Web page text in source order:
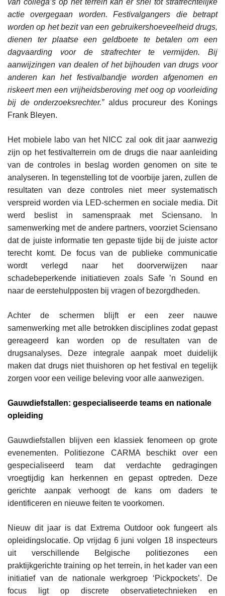
van collega’s op het terrein kan er snel tot strafrechtelijke
actie overgegaan worden. Festivalgangers die betrapt
worden op het bezit van een gebruikershoeveelheid drugs,
dienen ter plaatse een geldboete te betalen om een
dagvaarding voor de strafrechter te vermijden. Bij
aanwijzingen van dealen of het bijhouden van drugs voor
anderen kan het festivalbandje worden afgenomen en
riskeert men een vrijheidsberoving met oog op voorleiding
bij de onderzoeksrechter.”aldus procureur des Konings
Frank Bleyen.
Het mobiele labo van het NICC zal ook dit jaar aanwezig
zijn op het festivalterrein om de drugs die naar aanleiding
van de controles in beslag worden genomen on site te
analyseren. In tegenstelling tot de voorbije jaren, zullen de
resultaten van deze controles niet meer systematisch
verspreid worden via LED-schermen en sociale media. Dit
werd beslist in samenspraak met Sciensano. In
samenwerking met de andere partners, voorziet Sciensano
dat de juiste informatie ten gepaste tijde bij de juiste actor
terecht komt. De focus van de publieke communicatie
wordt verlegd naar het doorverwijzen naar
schadebeperkende initiatieven zoals Safe ’n Sound en
naar de eerstehulpposten bij vragen of bezorgdheden.
Achter de schermen blijft er een zeer nauwe
samenwerking met alle betrokken disciplines zodat gepast
gereageerd kan worden op de resultaten van de
drugsanalyses. Deze integrale aanpak moet duidelijk
maken dat drugs niet thuishoren op het festival en tegelijk
zorgen voor een veilige beleving voor alle aanwezigen.
Gauwdiefstallen: gespecialiseerde teams en nationale
opleiding
Gauwdiefstallen blijven een klassiek fenomeen op grote
evenementen. Politiezone CARMA beschikt over een
gespecialiseerd team dat verdachte gedragingen
vroegtijdig kan herkennen en gepast optreden. Deze
gerichte aanpak verhoogt de kans om daders te
identificeren en nieuwe feiten te voorkomen.
Nieuw dit jaar is dat Extrema Outdoor ook fungeert als
opleidingslocatie. Op vrijdag 6 juni volgen 18 inspecteurs
uit verschillende Belgische politiezones een
praktijkgerichte training op het terrein, in het kader van een
initiatief van de nationale werkgroep ‘Pickpockets’. De
focus ligt op discrete observatietechnieken en